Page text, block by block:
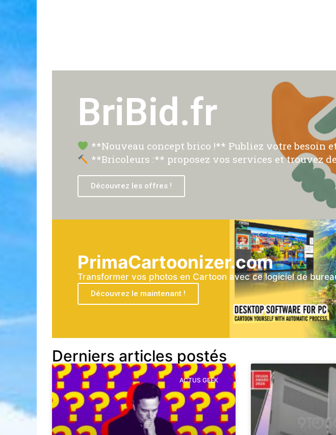
BriBid.fr
**Nouveau concept brico !** Publiez votre besoin
**Bricoleurs :** proposez vos services et trouvez
Découvrez les offres !
PrimaCartoonizer.com
Transformer vos photos en Cartoon avec ce logiciel de
Découvrez le maintenant !
Derniers articles postés
ACTUS GEEK